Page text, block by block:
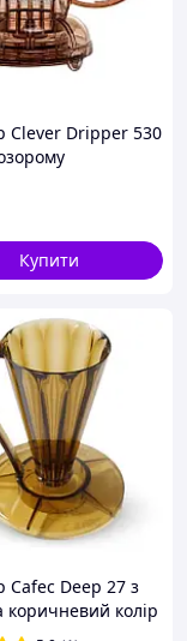
Clever Dripper 530
кави
Купити
Cafec Deep 27 з
коричневий колір